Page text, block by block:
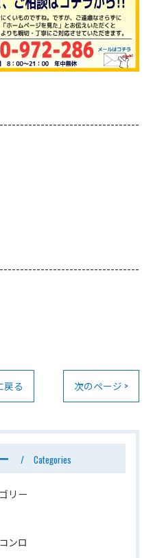
戻る 次のページ >
Categories
リー
ンロ